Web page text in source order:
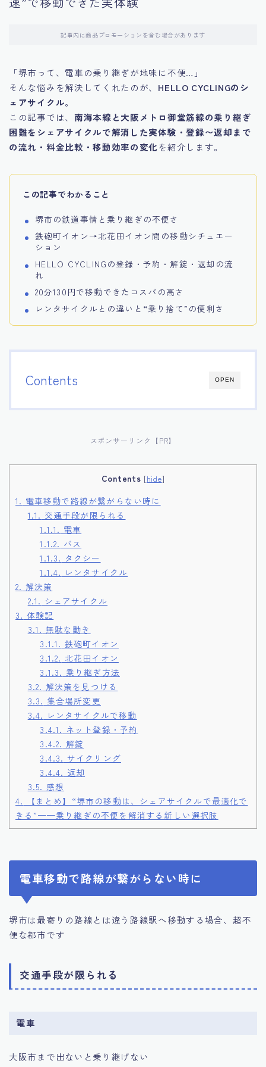
記事内に商品プロモーションを含む場合があります
「堺市って、電車の乗り継ぎが地味に不便…」
そんな悩みを解決してくれたのが、 HELLO CYCLINGのシ
ェアサイクル。
この記事では、 南海本線と大阪メトロ御堂筋線の乗り継ぎ
困難をシェアサイクルで解消した実体験・登録〜返却まで
の流れ・料金比較・移動効率の変化を紹介します。
この記事でわかること
堺市の鉄道事情と乗り継ぎの不便さ
鉄砲町イオン→北花田イオン間の移動シチュエー
ション
HELLO CYCLINGの登録・予約・解錠・返却の流
れ
20分130円で移動できたコスパの高さ
レンタサイクルとの違いと“乗り捨て”の便利さ
OPEN
Contents
スポンサーリンク【PR】
Contents [hide]
1. 電車移動で路線が繋がらない時に
1.1. 交通手段が限られる
1.1.1. 電車
1.1.2. バス
1.1.3. タクシー
1.1.4. レンタサイクル
2. 解決策
2.1. シェアサイクル
3. 体験記
3.1. 無駄な動き
3.1.1. 鉄砲町イオン
3.1.2. 北花田イオン
3.1.3. 乗り継ぎ方法
3.2. 解決策を見つける
3.3. 集合場所変更
3.4. レンタサイクルで移動
3.4.1. ネット登録・予約
3.4.2. 解錠
3.4.3. サイクリング
3.4.4. 返却
3.5. 感想
4.
【まとめ】“堺市の移動は、シェアサイクルで最適化で
きる”——乗り継ぎの不便を解消する新しい選択肢
電車移動で路線が繋がらない時に
堺市は最寄りの路線とは違う路線駅へ移動する場合、超不
便な都市です
交通手段が限られる
電車
大阪市まで出ないと乗り継げない